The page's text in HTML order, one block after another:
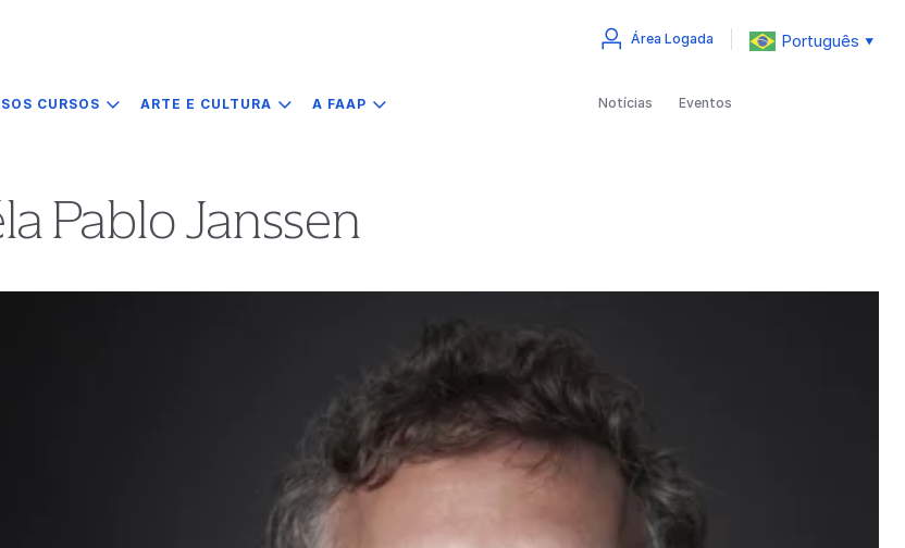
CURSOS ARTE E CULTURA A FAAP
Área Logada Português ▼
Notícias Eventos
Pablo Janssen